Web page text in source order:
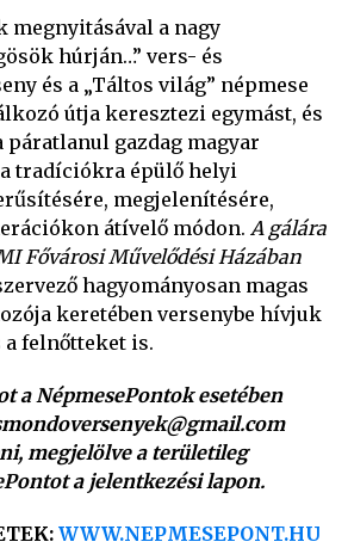
megnyitásával a nagy
húrján…” vers- és
és a „Táltos világ” népmese
útja keresztezi egymást, és
gazdag magyar
tradíciókra épülő helyi
megjelenítésére,
átívelő módon. A gálára
Fővárosi Művelődési Házában
hagyományosan magas
keretében versenybe hívjuk
a felnőtteket is.
a NépmesePontok esetében
megjelölve a területileg
a jelentkezési lapon.
WWW.NEPMESEPONT.HU